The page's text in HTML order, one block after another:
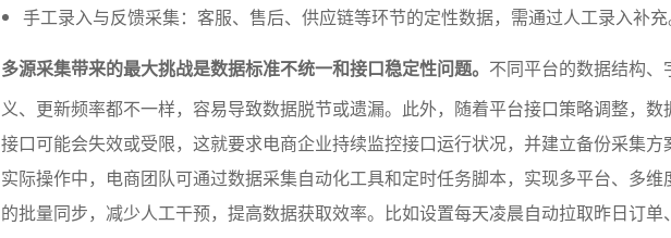
手工录入与反馈采集：客服、售后、供应链等环节的定性数据，需通过人工录入补充
多源采集带来的最大挑战是数据标准不统一和接口稳定性问题。 不同平台的数据结构、
义、更新频率都不一样，容易导致数据脱节或遗漏。此外，随着平台接口策略调整，数
接口可能会失效或受限，这就要求电商企业持续监控接口运行状况，并建立备份采集方
实际操作中，电商团队可通过数据采集自动化工具和定时任务脚本，实现多平台、多维
的批量同步，减少人工干预，提高数据获取效率。比如设置每天凌晨自动拉取昨日订单